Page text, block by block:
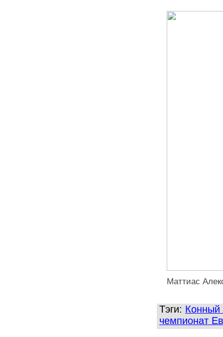
Маттиас
Тэги: Конный
чемпионат